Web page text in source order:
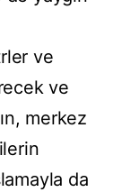
ve
ve
merkez
da